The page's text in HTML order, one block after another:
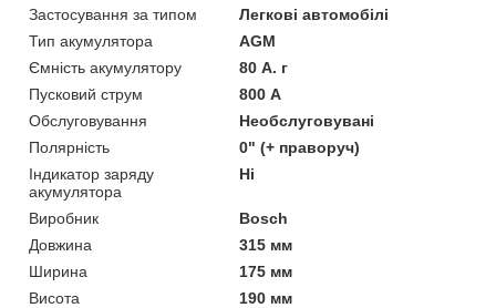
Застосування за типом
Легкові автомобілі
Тип акумулятора
AGM
Ємність акумулятору
80 А. г
Пусковий струм
800 А
Обслуговування
Необслуговувані
Полярність
0" (+ праворуч)
Індикатор заряду
акумулятора
Ні
Виробник
Bosch
Довжина
315 мм
Ширина
175 мм
Висота
190 мм